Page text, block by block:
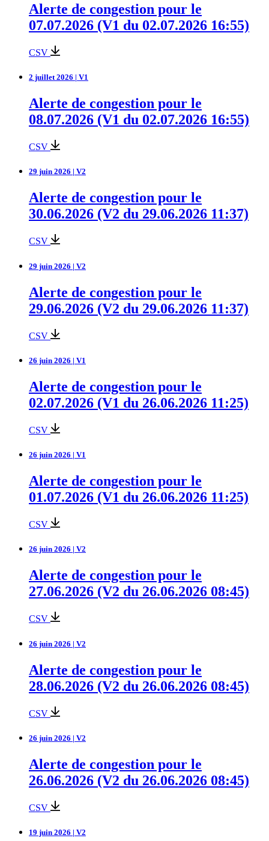
Alerte de congestion pour le
07.07.2026 (V1 du 02.07.2026 16:55)
CSV
2 juillet 2026 | V1
Alerte de congestion pour le
08.07.2026 (V1 du 02.07.2026 16:55)
CSV
29 juin 2026 | V2
Alerte de congestion pour le
30.06.2026 (V2 du 29.06.2026 11:37)
CSV
29 juin 2026 | V2
Alerte de congestion pour le
29.06.2026 (V2 du 29.06.2026 11:37)
CSV
26 juin 2026 | V1
Alerte de congestion pour le
02.07.2026 (V1 du 26.06.2026 11:25)
CSV
26 juin 2026 | V1
Alerte de congestion pour le
01.07.2026 (V1 du 26.06.2026 11:25)
CSV
26 juin 2026 | V2
Alerte de congestion pour le
27.06.2026 (V2 du 26.06.2026 08:45)
CSV
26 juin 2026 | V2
Alerte de congestion pour le
28.06.2026 (V2 du 26.06.2026 08:45)
CSV
26 juin 2026 | V2
Alerte de congestion pour le
26.06.2026 (V2 du 26.06.2026 08:45)
CSV
19 juin 2026 | V2